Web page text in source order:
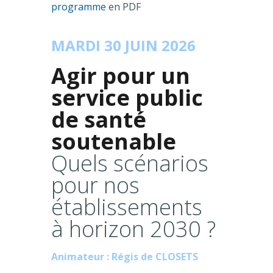
programme en PDF
MARDI 30 JUIN 2026
Agir pour un
service public
de santé
soutenable
Quels scénarios
pour nos
établissements
à horizon 2030 ?
Animateur : Régis de CLOSETS